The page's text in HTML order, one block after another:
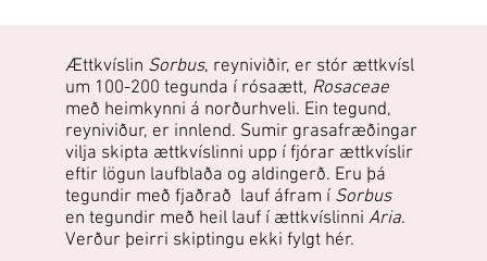
Ættkvíslin Sorbus, reyniviðir, er stór ættkvísl
um 100-200 tegunda í rósaætt, Rosaceae
með heimkynni á norðurhveli. Ein tegund,
reyniviður, er innlend. Sumir grasafræðingar
vilja skipta ættkvíslinni upp í fjórar ættkvíslir
eftir lögun laufblaða og aldingerð. Eru þá
tegundir með fjaðrað lauf áfram í Sorbus
en tegundir með heil lauf í ættkvíslinniAria.
Verður þeirri skiptingu ekki fylgt hér.